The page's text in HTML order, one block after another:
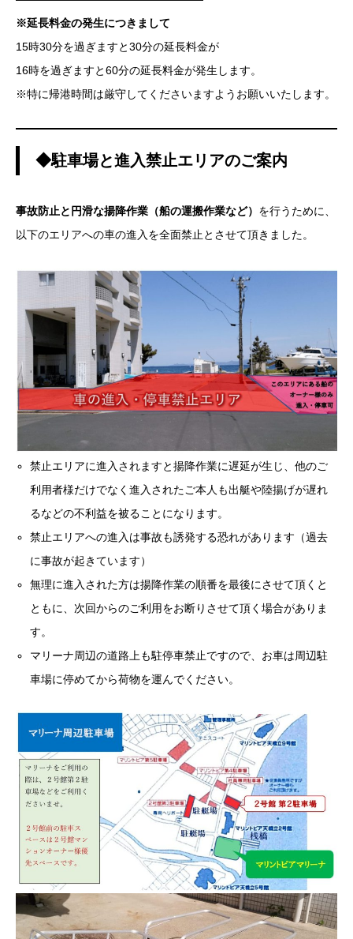
※延長料金の発生につきまして
15時30分を過ぎますと30分の延長料金が
16時を過ぎますと60分の延長料金が発生します。
※特に帰港時間は厳守してくださいますようお願いいたします。
◆駐車場と進入禁止エリアのご案内
事故防止と円滑な揚降作業（船の運搬作業など） を行うために、
以下のエリアへの車の進入を全面禁止とさせて頂きました。
禁止エリアに進入されますと揚降作業に遅延が生じ、他のご
利用者様だけでなく進入されたご本人も出艇や陸揚げが遅れ
るなどの不利益を被ることになります。
禁止エリアへの進入は事故も誘発する恐れがあります（過去
に事故が起きています）
無理に進入された方は揚降作業の順番を最後にさせて頂くと
ともに、次回からのご利用をお断りさせて頂く場合がありま
す。
マリーナ周辺の道路上も駐停車禁止ですので、お車は周辺駐
車場に停めてから荷物を運んでください。